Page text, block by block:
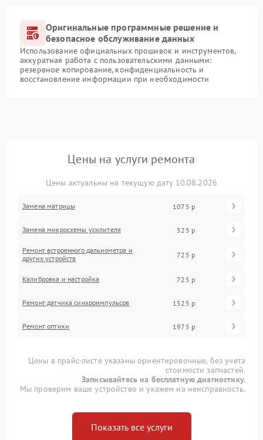
Оригинальные программные решение и
безопасное обслуживание данных
Использование официальных прошивок и инструментов,
аккуратная работа с пользовательскими данными:
резервное копирование, конфиденциальность и
восстановление информации при необходимости
Цены на услуги ремонта
Цены актуальны на текущую дату 10.08.2026
Замена матрицы 1075 р
Замена микросхемы усилителя 525 р
Ремонт встроенного дальнометра и
других устройств
725 р
Калибровка и настройка 725 р
Ремонт датчика синхроимпульсов 1525 р
Ремонт оптики 1975 р
Цены в прайс-листе указаны ориентировочные, без учета
стоимости запчастей.
Записывайтесь на бесплатную диагностику.
Мы проверим ваше устройство и укажем на неисправность.
Показать все услуги